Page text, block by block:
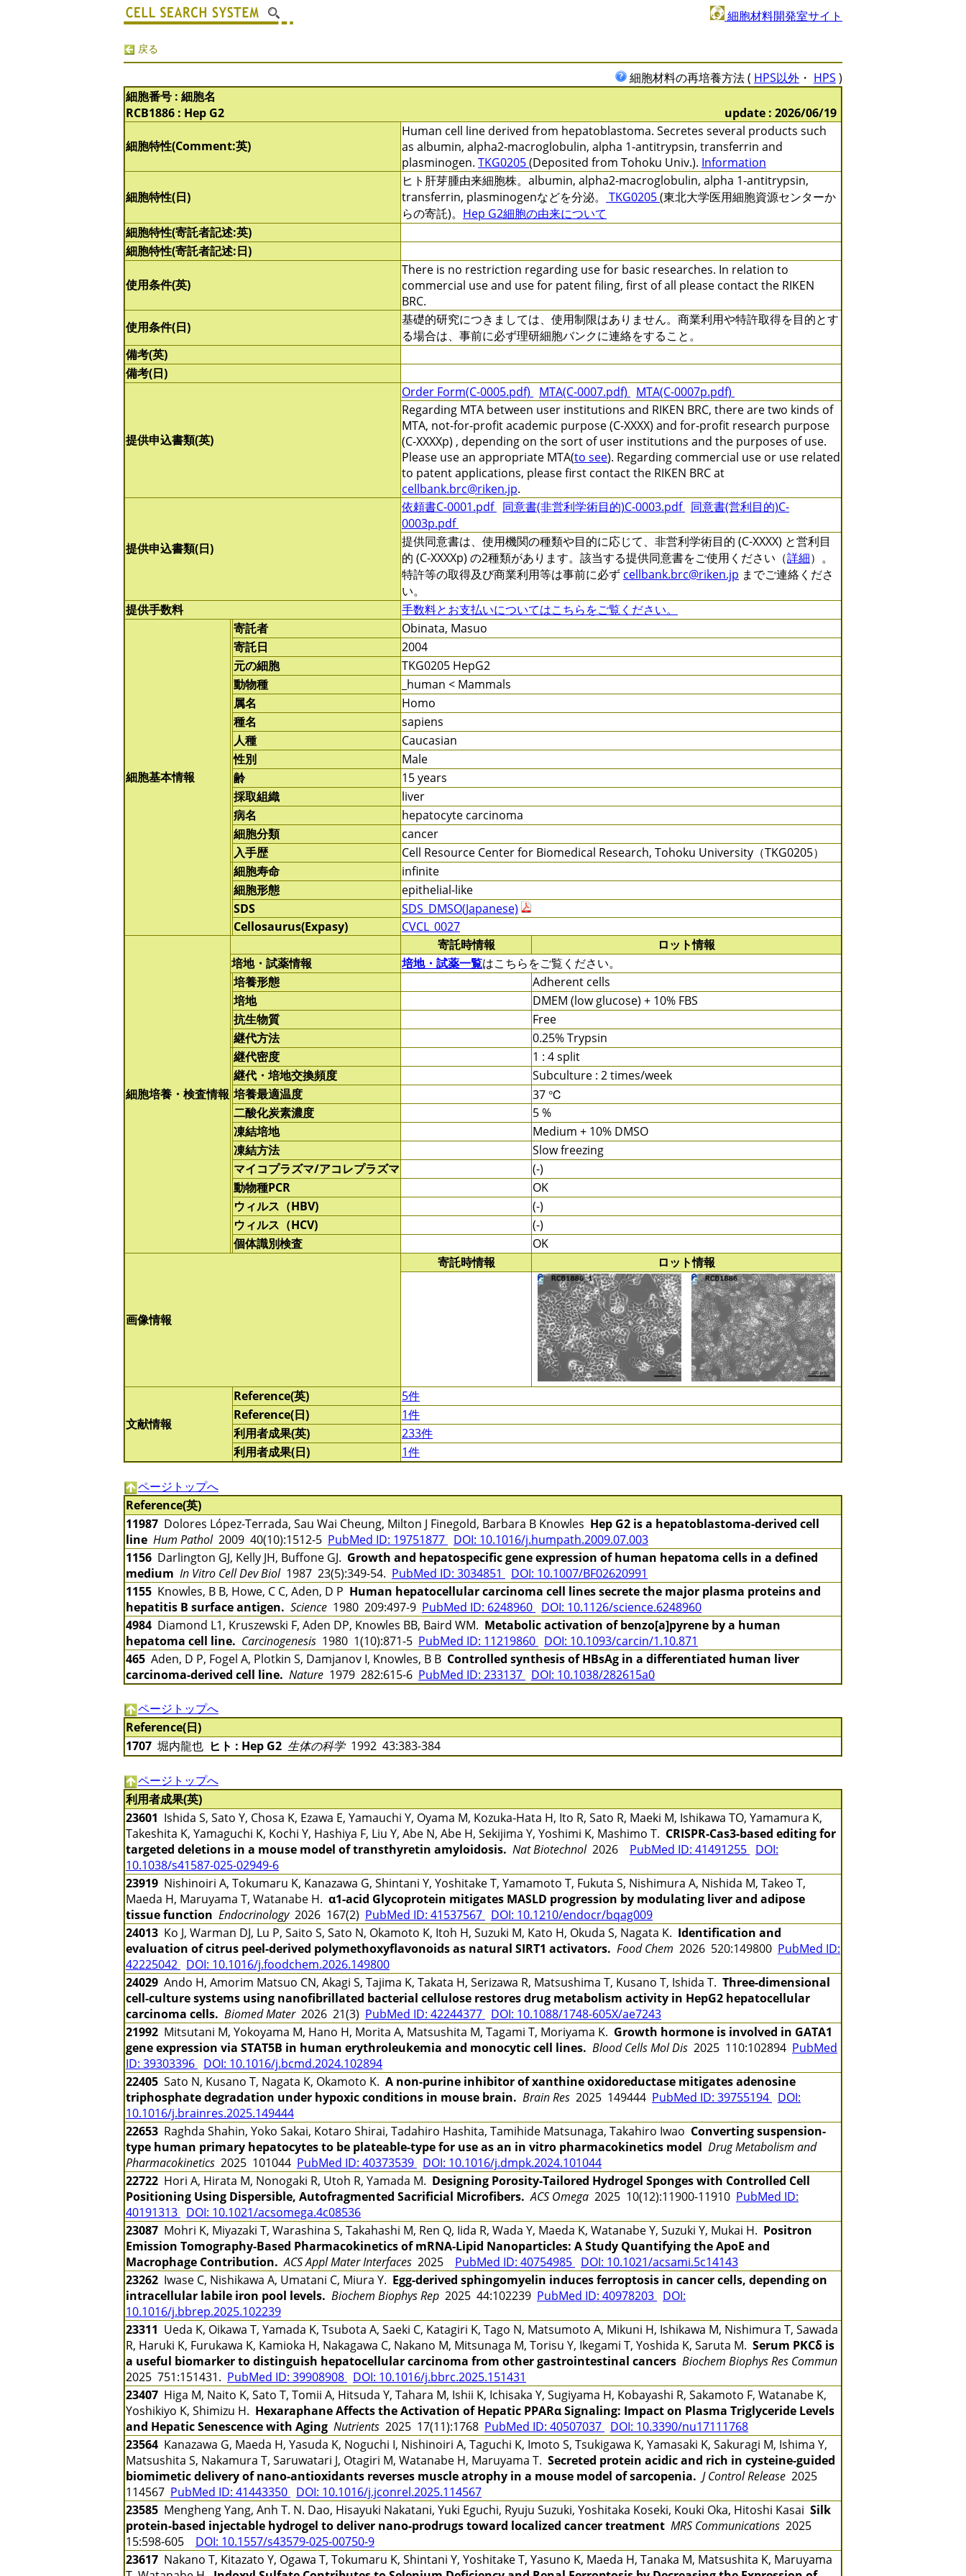
細胞材料開発室サイト
戻る
細胞材料の再培養方法 ( HPS以外 ・ HPS )
細胞番号 : 細胞名
RCB1886 : Hep G2
update : 2026/06/19
細胞特性(Comment:英)
Human cell line derived from hepatoblastoma. Secretes several products such
as albumin, alpha2-macroglobulin, alpha 1-antitrypsin, transferrin and
plasminogen. TKG0205(Deposited from Tohoku Univ.). Information
細胞特性(日)
ヒト肝芽腫由来細胞株。albumin, alpha2-macroglobulin, alpha 1-antitrypsin,
transferrin, plasminogenなどを分泌。
TKG0205(東北大学医用細胞資源センターか
らの寄託)。 Hep G2細胞の由来について
細胞特性(寄託者記述:英)
細胞特性(寄託者記述:日)
使用条件(英)
There is no restriction regarding use for basic researches. In relation to
commercial use and use for patent filing, first of all please contact the RIKEN
BRC.
使用条件(日)
基礎的研究につきましては、使用制限はありません。商業利用や特許取得を目的とす
る場合は、事前に必ず理研細胞バンクに連絡をすること。
備考(英)
備考(日)
提供申込書類(英)
Order Form(C-0005.pdf) MTA(C-0007.pdf)
MTA(C-0007p.pdf)
Regarding MTA between user institutions and RIKEN BRC, there are two kinds of
MTA, not-for-profit academic purpose (C-XXXX) and for-profit research purpose
(C-XXXXp) , depending on the sort of user institutions and the purposes of use.
Please use an appropriate MTA(to see). Regarding commercial use or use related
to patent applications, please first contact the RIKEN BRC at
cellbank.brc@riken.jp.
提供申込書類(日)
依頼書C-0001.pdf 同意書(非営利学術目的)C-0003.pdf 同意書(営利目的)C-
0003p.pdf
提供同意書は、使用機関の種類や目的に応じて、非営利学術目的 (C-XXXX) と営利目
的 (C-XXXXp) の2種類があります。該当する提供同意書をご使用ください（詳細）。
特許等の取得及び商業利用等は事前に必ず cellbank.brc@riken.jp までご連絡くださ
い。
提供手数料
手数料とお支払いについてはこちらをご覧ください。
細胞基本情報
寄託者
Obinata, Masuo
寄託日
2004
元の細胞
TKG0205 HepG2
動物種
_human < Mammals
属名
Homo
種名
sapiens
人種
Caucasian
性別
Male
齢
15 years
採取組織
liver
病名
hepatocyte carcinoma
細胞分類
cancer
入手歴
Cell Resource Center for Biomedical Research, Tohoku University（TKG0205）
細胞寿命
infinite
細胞形態
epithelial-like
SDS
SDS_DMSO(Japanese)
Cellosaurus(Expasy)
CVCL_0027
細胞培養・検査情報
寄託時情報
ロット情報
培地・試薬情報
培地・試薬一覧はこちらをご覧ください。
培養形態
Adherent cells
培地
DMEM (low glucose) + 10% FBS
抗生物質
Free
継代方法
0.25% Trypsin
継代密度
1 : 4 split
継代・培地交換頻度
Subculture : 2 times/week
培養最適温度
37 ℃
二酸化炭素濃度
5 %
凍結培地
Medium + 10% DMSO
凍結方法
Slow freezing
マイコプラズマ/アコレプラズマ
(-)
動物種PCR
OK
ウィルス（HBV)
(-)
ウィルス（HCV)
(-)
個体識別検査
OK
画像情報
寄託時情報 ロット情報
文献情報
Reference(英)
5件
Reference(日)
1件
利用者成果(英)
233件
利用者成果(日)
1件
ページトップへ
Reference(英)
11987 Dolores López-Terrada, Sau Wai Cheung, Milton J Finegold, Barbara B Knowles Hep G2 is a hepatoblastoma-derived cell
line Hum Pathol2009 40(10):1512-5 PubMed ID: 19751877 DOI: 10.1016/j.humpath.2009.07.003
1156 Darlington GJ, Kelly JH, Buffone GJ. Growth and hepatospecific gene expression of human hepatoma cells in a defined
medium In Vitro Cell Dev Biol1987 23(5):349-54. PubMed ID: 3034851
DOI: 10.1007/BF02620991
1155 Knowles, B B, Howe, C C, Aden, D P Human hepatocellular carcinoma cell lines secrete the major plasma proteins and
hepatitis B surface antigen. Science 1980 209:497-9 PubMed ID: 6248960 DOI: 10.1126/science.6248960
4984 Diamond L1, Kruszewski F, Aden DP, Knowles BB, Baird WM. Metabolic activation of benzo[a]pyrene by a human
hepatoma cell line. Carcinogenesis 1980 1(10):871-5 PubMed ID: 11219860 DOI: 10.1093/carcin/1.10.871
465 Aden, D P, Fogel A, Plotkin S, Damjanov I, Knowles, B B Controlled synthesis of HBsAg in a differentiated human liver
carcinoma-derived cell line. Nature 1979 282:615-6 PubMed ID: 233137 DOI: 10.1038/282615a0
ページトップへ
Reference(日)
1707 堀内龍也 ヒト : Hep G2 生体の科学1992 43:383-384
ページトップへ
利用者成果(英)
23601 Ishida S, Sato Y, Chosa K, Ezawa E, Yamauchi Y, Oyama M, Kozuka-Hata H, Ito R, Sato R, Maeki M, Ishikawa TO, Yamamura K,
Takeshita K, Yamaguchi K, Kochi Y, Hashiya F, Liu Y, Abe N, Abe H, Sekijima Y, Yoshimi K, Mashimo T. CRISPR-Cas3-based editing for
targeted deletions in a mouse model of transthyretin amyloidosis. Nat Biotechnol2026 PubMed ID: 41491255 DOI:
10.1038/s41587-025-02949-6
23919 Nishinoiri A, Tokumaru K, Kanazawa G, Shintani Y, Yoshitake T, Yamamoto T, Fukuta S, Nishimura A, Nishida M, Takeo T,
Maeda H, Maruyama T, Watanabe H. α1-acid Glycoprotein mitigates MASLD progression by modulating liver and adipose
tissue function Endocrinology2026 167(2) PubMed ID: 41537567 DOI: 10.1210/endocr/bqag009
24013 Ko J, Warman DJ, Lu P, Saito S, Sato N, Okamoto K, Itoh H, Suzuki M, Kato H, Okuda S, Nagata K. Identification and
evaluation of citrus peel-derived polymethoxyflavonoids as natural SIRT1 activators. Food Chem 2026 520:149800 PubMed ID:
42225042 DOI: 10.1016/j.foodchem.2026.149800
24029 Ando H, Amorim Matsuo CN, Akagi S, Tajima K, Takata H, Serizawa R, Matsushima T, Kusano T, Ishida T. Three-dimensional
cell-culture systems using nanofibrillated bacterial cellulose restores drug metabolism activity in HepG2 hepatocellular
carcinoma cells. Biomed Mater2026 21(3) PubMed ID: 42244377 DOI: 10.1088/1748-605X/ae7243
21992 Mitsutani M, Yokoyama M, Hano H, Morita A, Matsushita M, Tagami T, Moriyama K. Growth hormone is involved in GATA1
gene expression via STAT5B in human erythroleukemia and monocytic cell lines. Blood Cells Mol Dis 2025 110:102894 PubMed
ID: 39303396 DOI: 10.1016/j.bcmd.2024.102894
22405 Sato N, Kusano T, Nagata K, Okamoto K. A non-purine inhibitor of xanthine oxidoreductase mitigates adenosine
triphosphate degradation under hypoxic conditions in mouse brain. Brain Res 2025 149444 PubMed ID: 39755194 DOI:
10.1016/j.brainres.2025.149444
22653 Raghda Shahin, Yoko Sakai, Kotaro Shirai, Tadahiro Hashita, Tamihide Matsunaga, Takahiro Iwao Converting suspension-
type human primary hepatocytes to be plateable-type for use as an in vitro pharmacokinetics model Drug Metabolism and
Pharmacokinetics 2025 101044 PubMed ID: 40373539 DOI: 10.1016/j.dmpk.2024.101044
22722 Hori A, Hirata M, Nonogaki R, Utoh R, Yamada M. Designing Porosity-Tailored Hydrogel Sponges with Controlled Cell
Positioning Using Dispersible, Autofragmented Sacrificial Microfibers. ACS Omega 2025 10(12):11900-11910 PubMed ID:
40191313 DOI: 10.1021/acsomega.4c08536
23087 Mohri K, Miyazaki T, Warashina S, Takahashi M, Ren Q, Iida R, Wada Y, Maeda K, Watanabe Y, Suzuki Y, Mukai H. Positron
Emission Tomography-Based Pharmacokinetics of mRNA-Lipid Nanoparticles: A Study Quantifying the ApoE and
Macrophage Contribution. ACS Appl Mater Interfaces 2025 PubMed ID: 40754985 DOI: 10.1021/acsami.5c14143
23262 Iwase C, Nishikawa A, Umatani C, Miura Y. Egg-derived sphingomyelin induces ferroptosis in cancer cells, depending on
intracellular labile iron pool levels. Biochem Biophys Rep 2025 44:102239 PubMed ID: 40978203 DOI:
10.1016/j.bbrep.2025.102239
23311 Ueda K, Oikawa T, Yamada K, Tsubota A, Saeki C, Katagiri K, Tago N, Matsumoto A, Mikuni H, Ishikawa M, Nishimura T, Sawada
R, Haruki K, Furukawa K, Kamioka H, Nakagawa C, Nakano M, Mitsunaga M, Torisu Y, Ikegami T, Yoshida K, Saruta M. Serum PKCδ is
a useful biomarker to distinguish hepatocellular carcinoma from other gastrointestinal cancers Biochem Biophys Res Commun
2025 751:151431. PubMed ID: 39908908 DOI: 10.1016/j.bbrc.2025.151431
23407 Higa M, Naito K, Sato T, Tomii A, Hitsuda Y, Tahara M, Ishii K, Ichisaka Y, Sugiyama H, Kobayashi R, Sakamoto F, Watanabe K,
Yoshikiyo K, Shimizu H. Hexaraphane Affects the Activation of Hepatic PPARα Signaling: Impact on Plasma Triglyceride Levels
and Hepatic Senescence with Aging Nutrients 2025 17(11):1768 PubMed ID: 40507037 DOI: 10.3390/nu17111768
23564 Kanazawa G, Maeda H, Yasuda K, Noguchi I, Nishinoiri A, Taguchi K, Imoto S, Tsukigawa K, Yamasaki K, Sakuragi M, Ishima Y,
Matsushita S, Nakamura T, Saruwatari J, Otagiri M, Watanabe H, Maruyama T. Secreted protein acidic and rich in cysteine-guided
biomimetic delivery of nano-antioxidants reverses muscle atrophy in a mouse model of sarcopenia. J Control Release 2025
114567 PubMed ID: 41443350 DOI: 10.1016/j.jconrel.2025.114567
23585 Mengheng Yang, Anh T. N. Dao, Hisayuki Nakatani, Yuki Eguchi, Ryuju Suzuki, Yoshitaka Koseki, Kouki Oka, Hitoshi Kasai Silk
protein-based injectable hydrogel to deliver nano-prodrugs toward localized cancer treatment MRS Communications 2025
15:598-605 DOI: 10.1557/s43579-025-00750-9
23617 Nakano T, Kitazato Y, Ogawa T, Tokumaru K, Shintani Y, Yoshitake T, Yasuno K, Maeda H, Tanaka M, Matsushita K, Maruyama